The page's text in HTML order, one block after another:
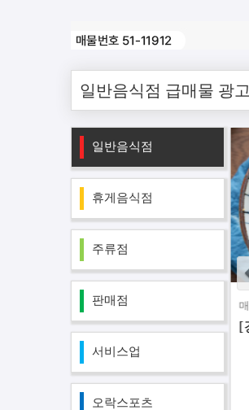
일반음식점 급매물 광고
일반음식점
휴게음식점
주류점
판매점
서비스업
오락스포츠